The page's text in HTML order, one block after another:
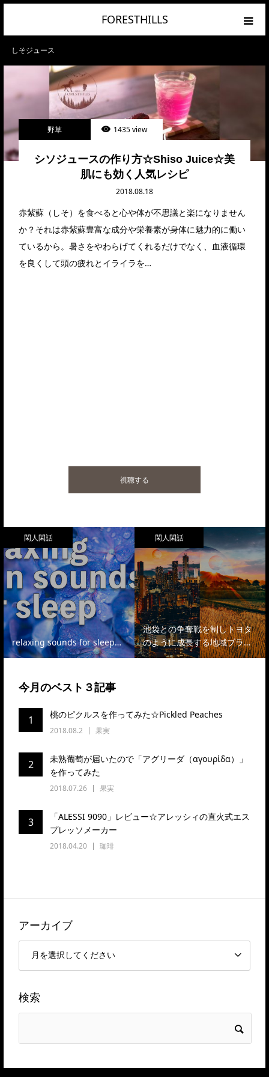
FORESTHILLS
しそジュース
野草 1435 view
シソジュースの作り方☆Shiso Juice☆美
肌にも効く人気レシピ
2018.08.18
赤紫蘇（しそ）を食べると心や体が不思議と楽になりません
か？それは赤紫蘇豊富な成分や栄養素が身体に魅力的に働い
ているから。暑さをやわらげてくれるだけでなく、血液循環
を良くして頭の疲れとイライラを…
視聴する
閑人閑話
relaxing sounds for sleep…
閑人閑話
池袋との争奪戦を制しトヨタ
のように成長する地域ブラ…
今月のベスト３記事
1 桃のピクルスを作ってみた☆Pickled Peaches
2018.08.2 果実
2
未熟葡萄が届いたので「アグリーダ（αγουρίδα）」
を作ってみた
2018.07.26 果実
3
「ALESSI 9090」レビュー☆アレッシィの直火式エス
プレッソメーカー
2018.04.20 珈琲
アーカイブ
検索
HOME
CATEGORY
RANKING
PRIVACY POLICY